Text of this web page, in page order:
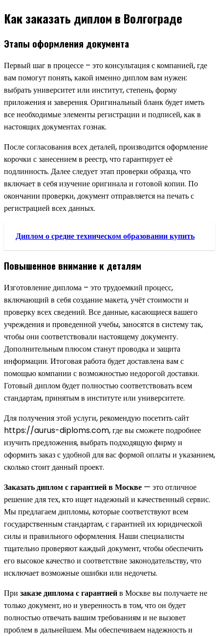
Как заказать диплом в Волгограде
Этапы оформления документа
Первый шаг в процессе – это консультация с компанией, где
вам помогут понять, какой именно диплом вам нужен:
выбрать университет или институт, степень, форму
приложения и заверения. Оригинальный бланк будет иметь
все необходимые элементы регистрации и подписей, как в
настоящих документах гознак.
После согласования всех деталей, производится оформление
корочки с занесением в реестр, что гарантирует её
подлинность. Далее следует этап проверки образца, что
включает в себя изучение оригинала и готовой копии. По
окончании проверки, документ отправляется на печать с
регистрацией всех данных.
Диплом о средне техническом образовании купить
Повышенное внимание к деталям
Изготовление диплома – это трудоемкий процесс,
включающий в себя создание макета, учёт стоимости и
проверку всех сведений. Все данные, касающиеся вашего
учреждения и проведенной учебы, заносятся в систему так,
чтобы они соответствовали настоящему документу.
Дополнительным плюсом станут проводка и защита
информации. Итоговая работа будет доставлена вам с
помощью компании с возможностью недорогой доставки.
Готовый диплом будет полностью соответствовать всем
стандартам, принятым в институте или университете.
Для получения этой услуги, рекомендую посетить сайт
https://aurus-diploms.com, где вы сможете подробнее
изучить предложения, выбрать подходящую фирму и
оформить заказ с удобной для вас формой оплаты и указанием,
сколько стоит данный проект.
Заказать диплом с гарантией в Москве — это отличное
решение для тех, кто ищет надежный и качественный сервис.
Мы предлагаем дипломы, которые соответствуют всем
государственным стандартам, с гарантией их юридической
силы и правильного оформления. Наши специалисты
тщательно проверяют каждый документ, чтобы обеспечить
его высокое качество и соответствие законодательству, что
исключает возможные ошибки или недочеты.
При заказе диплома с гарантиейв Москве вы получаете не
только документ, но и уверенность в том, что он будет
полностью отвечать вашим требованиям и не вызовет
проблем в дальнейшем. Мы обеспечиваем надежность и